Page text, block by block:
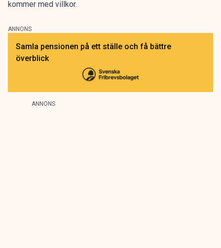
kommer med villkor.
ANNONS
Samla pensionen på ett ställe och få bättre
överblick
ANNONS